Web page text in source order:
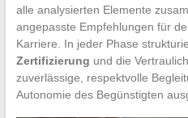
alle analysierten Elemente
angepasste Empfehlungen für
Karriere. In jeder Phase
Zertifizierung und die
zuverlässige, respektvolle
Autonomie des Begünstigten